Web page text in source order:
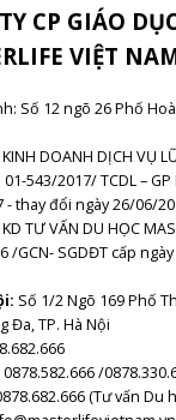
CP GIÁO
VIỆT
Số 12 ngõ 26 Phố
KINH DOANH DỊCH VỤ
543/2017/ TCDL –
- thay đổi ngày 26/06/
TƯ VẤN DU HỌC
/GCN- SGDĐT cấp
Số 1/2 Ngõ 169 Phố
Đa, TP. Hà Nội
/
(Tư vấn Du